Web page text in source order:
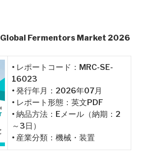
Global Fermentors Market 2026
• レポートコード：MRC-SE-
16023
• 発行年月：2026年07月
• レポート形態：英文PDF
• 納品方法：Eメール（納期：2
～3日）
• 産業分類：機械・装置